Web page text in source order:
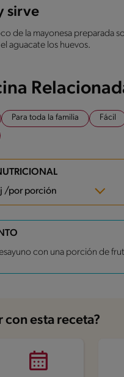
sirve
de la mayonesa preparada
aguacate los huevos.
Para toda la familia Fácil
/por porción
g
con una porción de
con esta receta?